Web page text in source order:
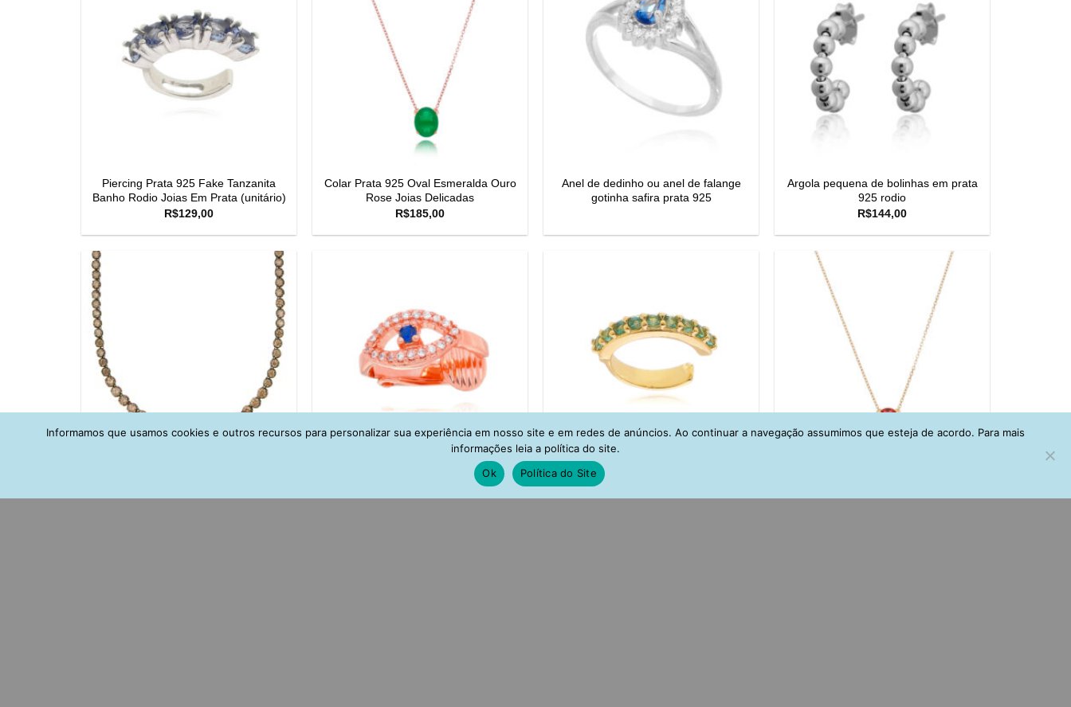
Piercing Prata 925 Fake Tanzanita
Banho Rodio Joias Em Prata (unitário)
R$129,00
Colar Prata 925 Oval Esmeralda Ouro
Rose Joias Delicadas
R$185,00
Anel de dedinho ou anel de falange
gotinha safira prata 925
Argola pequena de bolinhas em prata
925 rodio
R$144,00
Champagne Ródio Negro
Piercing Olho Grego Cravejado Com 1
Zirconia Safira Prata 925 Banho Ouro
Piercing Falso Zirconias Turmalina
Prata 925 Joias Modernas Banho Ouro
Ouro Joias Delicadas
Informamos que usamos cookies e outros recursos para personalizar sua experiência em nosso site e em redes de anúncios. Ao continuar a navegação assumimos que esteja de acordo. Para mais
informações leia a política do site.
Ok
Política do Site